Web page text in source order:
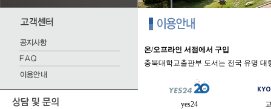
온/오프라인 서점에서 구입
충북대학교출판부 도서는 전국 유명
yes24